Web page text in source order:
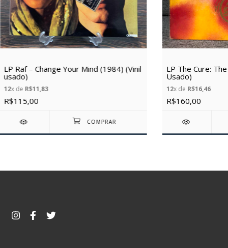
LP Raf – Change Your Mind (1984) (Vinil
usado)
12x de R$11,83
R$115,00
LP The Cure:
Usado)
12x de R$16,46
R$160,00